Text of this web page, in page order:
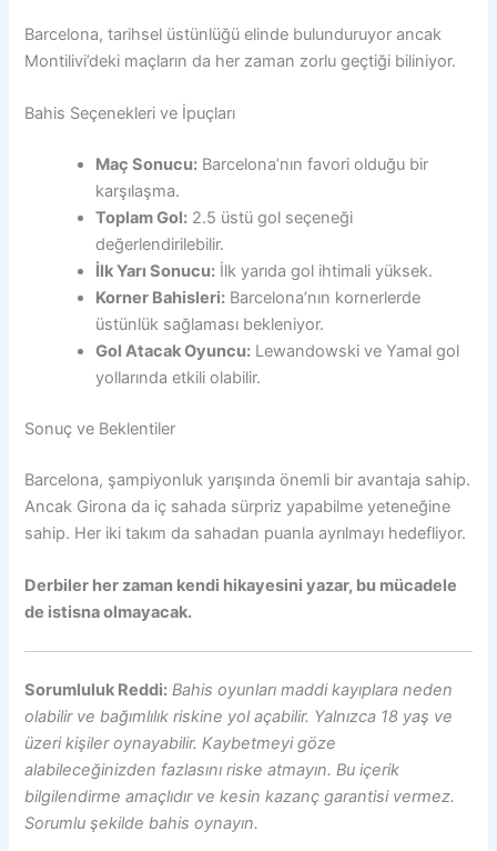
Barcelona, tarihsel üstünlüğü elinde bulunduruyor ancak
Montilivi’deki maçların da her zaman zorlu geçtiği biliniyor.
Bahis Seçenekleri ve İpuçları
Maç Sonucu: Barcelona’nın favori olduğu bir
karşılaşma.
Toplam Gol: 2.5 üstü gol seçeneği
değerlendirilebilir.
İlk Yarı Sonucu: İlk yarıda gol ihtimali yüksek.
Korner Bahisleri: Barcelona’nın kornerlerde
üstünlük sağlaması bekleniyor.
Gol Atacak Oyuncu: Lewandowski ve Yamal gol
yollarında etkili olabilir.
Sonuç ve Beklentiler
Barcelona, şampiyonluk yarışında önemli bir avantaja sahip.
Ancak Girona da iç sahada sürpriz yapabilme yeteneğine
sahip. Her iki takım da sahadan puanla ayrılmayı hedefliyor.
Derbiler her zaman kendi hikayesini yazar, bu mücadele
de istisna olmayacak.
Sorumluluk Reddi: Bahis oyunları maddi kayıplara neden
olabilir ve bağımlılık riskine yol açabilir. Yalnızca 18 yaş ve
üzeri kişiler oynayabilir. Kaybetmeyi göze
alabileceğinizden fazlasını riske atmayın. Bu içerik
bilgilendirme amaçlıdır ve kesin kazanç garantisi vermez.
Sorumlu şekilde bahis oynayın.